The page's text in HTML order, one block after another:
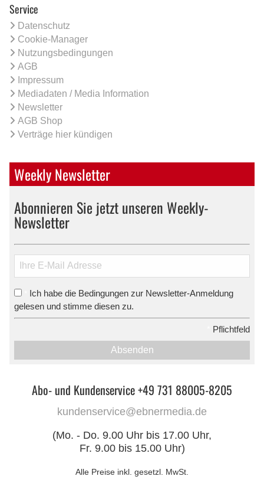
Service
Datenschutz
Cookie-Manager
Nutzungsbedingungen
AGB
Impressum
Mediadaten / Media Information
Newsletter
AGB Shop
Verträge hier kündigen
Weekly Newsletter
Abonnieren Sie jetzt unseren Weekly-
Newsletter
Ich habe die Bedingungen zur Newsletter-Anmeldung
gelesen und stimme diesen zu.
Pflichtfeld
Absenden
Abo- und Kundenservice +49 731 88005-8205
kundenservice@ebnermedia.de
(Mo. - Do. 9.00 Uhr bis 17.00 Uhr,
Fr. 9.00 bis 15.00 Uhr)
Alle Preise inkl. gesetzl. MwSt.